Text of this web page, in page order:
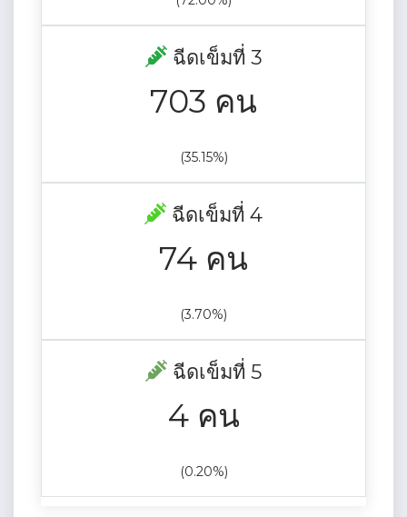
ฉีดเข็มที่ 3
703 คน
(35.15%)
ฉีดเข็มที่ 4
74 คน
(3.70%)
ฉีดเข็มที่ 5
4 คน
(0.20%)